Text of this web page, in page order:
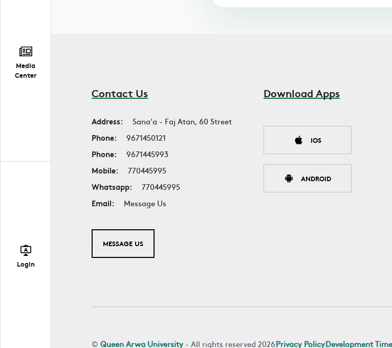
Media
Center
Login
Contact Us
Address:
Sana'a - Faj Atan, 60 Street
Phone:
9671450121
Phone:
9671445993
Mobile:
770445995
Whatsapp:
770445995
Email:
Message Us
MESSAGE US
Download Apps
IOS
ANDROID
©Queen Arwa University - All rights reserved 2026Privacy PolicyDevelopment